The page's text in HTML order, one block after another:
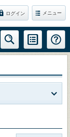
ログイン メニュー